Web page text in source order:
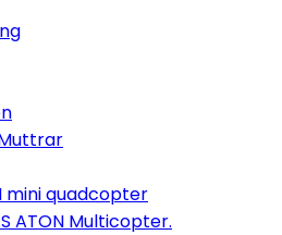
mini quadcopter
ATON Multicopter.